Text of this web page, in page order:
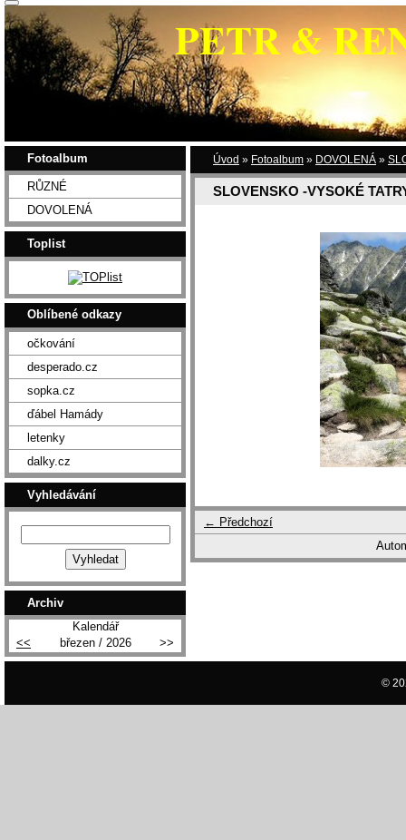
PETR &
Úvod » Fotoalbum » DOVOLENÁ »
SLOVENSKO -VYSOKÉ
← Předchozí
Fotoalbum
RŮZNÉ
DOVOLENÁ
Toplist
Oblíbené odkazy
očkování
desperado.cz
sopka.cz
ďábel Hamády
letenky
dalky.cz
Vyhledávání
Archiv
Kalendář
<<
březen / 2026 >>
©